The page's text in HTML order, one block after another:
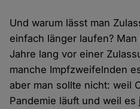
Und warum lässt man
einfach länger laufen?
Jahre lang vor einer
manche Impfzweifelnden
aber man sollte nicht: weil
Pandemie läuft und weil